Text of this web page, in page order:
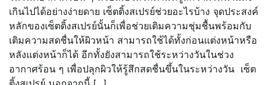
เกินไปได้อย่างง่ายดาย เซ็ตติ้งสเปรย์ช่วยอะไรบ้าง จุดประสงค์
หลักของเซ็ตติ้งสเปรย์นั้นก็เพื่อช่วยเติมความชุ่มชื้นพร้อมกับ
เติมความสดชื่นให้ผิวหน้า สามารถใช้ได้ทั้งก่อนแต่งหน้าหรือ
หลังแต่งหน้าก็ได้ อีกทั้งยังสามารถใช้ระหว่างวันในช่วง
อากาศร้อน ๆ เพื่อปลุกผิวให้รู้สึกสดชื่นขึ้นในระหว่างวัน เซ็ต